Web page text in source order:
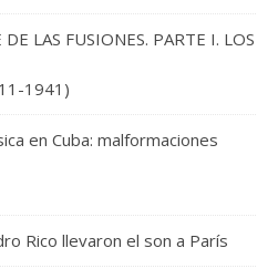
LAS FUSIONES. PARTE I. LOS
1941)
en Cuba: malformaciones
Rico llevaron el son a París